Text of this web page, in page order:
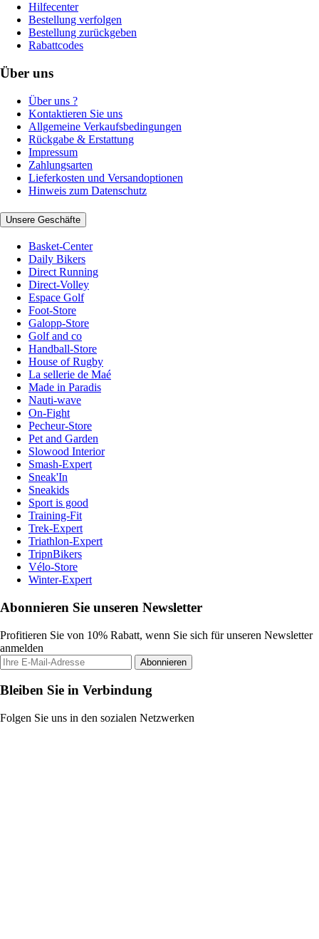
Hilfecenter
Bestellung verfolgen
Bestellung zurückgeben
Rabattcodes
Über uns
Über uns ?
Kontaktieren Sie uns
Allgemeine Verkaufsbedingungen
Rückgabe & Erstattung
Impressum
Zahlungsarten
Lieferkosten und Versandoptionen
Hinweis zum Datenschutz
Unsere Geschäfte
Basket-Center
Daily Bikers
Direct Running
Direct-Volley
Espace Golf
Foot-Store
Galopp-Store
Golf and co
Handball-Store
House of Rugby
La sellerie de Maé
Made in Paradis
Nauti-wave
On-Fight
Pecheur-Store
Pet and Garden
Slowood Interior
Smash-Expert
Sneak'In
Sneakids
Sport is good
Training-Fit
Trek-Expert
Triathlon-Expert
TripnBikers
Vélo-Store
Winter-Expert
Abonnieren Sie unseren Newsletter
Profitieren Sie von 10% Rabatt, wenn Sie sich für unseren Newsletter
anmelden
Abonnieren
Bleiben Sie in Verbindung
Folgen Sie uns in den sozialen Netzwerken